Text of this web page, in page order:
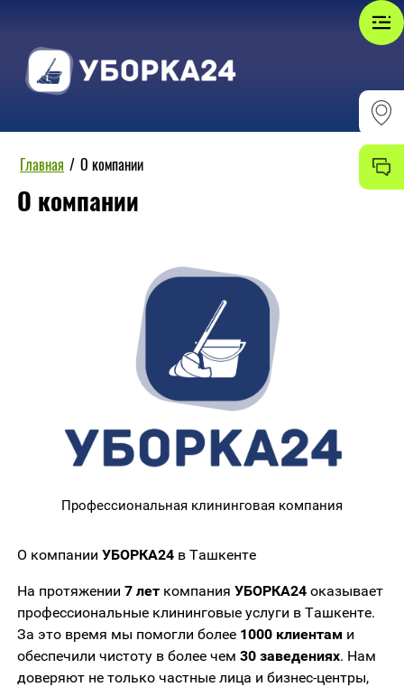
Главная / О компании
О компании
Профессиональная клининговая компания
О компании УБОРКА24в Ташкенте
На протяжении 7леткомпания УБОРКА24оказывает
профессиональные клининговые услуги в Ташкенте.
За это время мы помогли более 1000 клиентам и
обеспечили чистоту в более чем 30 заведениях. Нам
доверяют не только частные лица и бизнес-центры,